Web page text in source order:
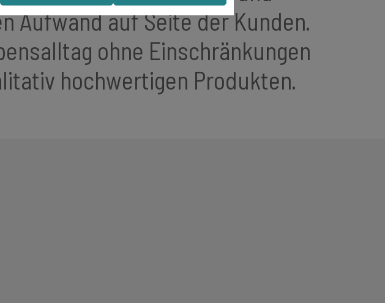
Aufwand auf Seite der Kunden.
ohne Einschränkungen
hochwertigen Produkten.